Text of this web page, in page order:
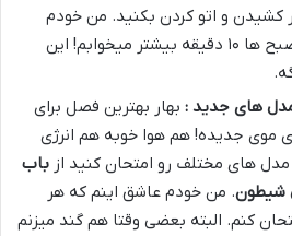
و اتو کردن بکنید. من خودم
وقتی موهام کوتاهه صبح ها ۱۰ دقیقه بیشتر میخوابم! این
های جدید : بهار بهترین فصل برای
موی جدیده! هم هوا خوبه هم انرژی
های مختلف رو امتحان کنید از باب
شیطون. من خودم عاشق اینم که هر
کنم. البته بعضی وقتا هم گند میزنم